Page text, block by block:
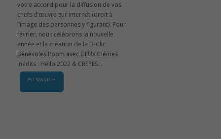
votre accord pour la diffusion de vos
chefs d’œuvre sur internet (droit à
l’image des personnes y figurant). Pour
février, nous célébrons la nouvelle
année et la création de la D-Clic
Bénévoles Room avec DEUX thèmes
inédits : Hello 2022 & CREPES...
en savoir +